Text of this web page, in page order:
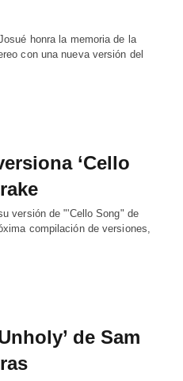
honra la memoria de la
con una nueva versión del
‘Cello
versión de "'Cello Song" de
compilación de versiones,
de Sam